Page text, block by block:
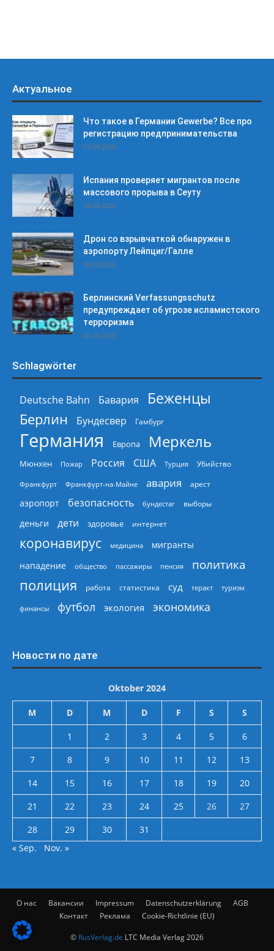
Актуальное
Что такое в Германии Gewerbe? Все про
регистрацию предпринимательства
07.08.2026
Испания проверяет мигрантов после
массового прорыва в Сеуту
06.08.2026
Дрон со взрывчаткой обнаружен в
аэропорту Лейпциг/Галле
06.08.2026
Берлинский Verfassungsschutz
предупреждает об угрозе исламистского
терроризма
06.08.2026
Schlagwörter
Deutsche Bahn Бавария
Беженцы
Берлин
Бундесвер Гамбург
Германия Европа Меркель
Мюнхен Пожар Россия США Турция Убийство
Франкфурт Франкфурт-на-Майне авария арест
аэропорт безопасность бундестаг выборы
деньги дети здоровье интернет
коронавирус медицина
мигранты
нападение
общество пассажиры пенсия политика
полиция работа статистика суд теракт туризм
финансы футбол экология экономика
Новости по дате
Oktober 2024
M D M D F S S
1 2 3 4 5
6
7
8 9 10 11 12
13
14
15 16 17 18 19
20
21
22 23 24 25 26
27
28
29 30
31
« Sep.
Nov. »
О нас Вакансии Impressum Datenschutzerklärung
AGB
Контакт
Реклама Cookie-Richtlinie (EU)
© RusVerlag.de LTC Media Verlag 2026